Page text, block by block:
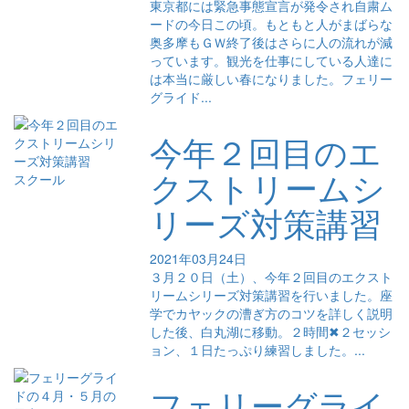
東京都には緊急事態宣言が発令され自粛ム
ードの今日この頃。もともと人がまばらな
奥多摩もＧＷ終了後はさらに人の流れが減
っています。観光を仕事にしている人達に
は本当に厳しい春になりました。フェリー
グライド...
スクール
今年２回目のエ
クストリームシ
リーズ対策講習
2021年03月24日
３月２０日（土）、今年２回目のエクスト
リームシリーズ対策講習を行いました。座
学でカヤックの漕ぎ方のコツを詳しく説明
した後、白丸湖に移動。２時間✖２セッシ
ョン、１日たっぷり練習しました。...